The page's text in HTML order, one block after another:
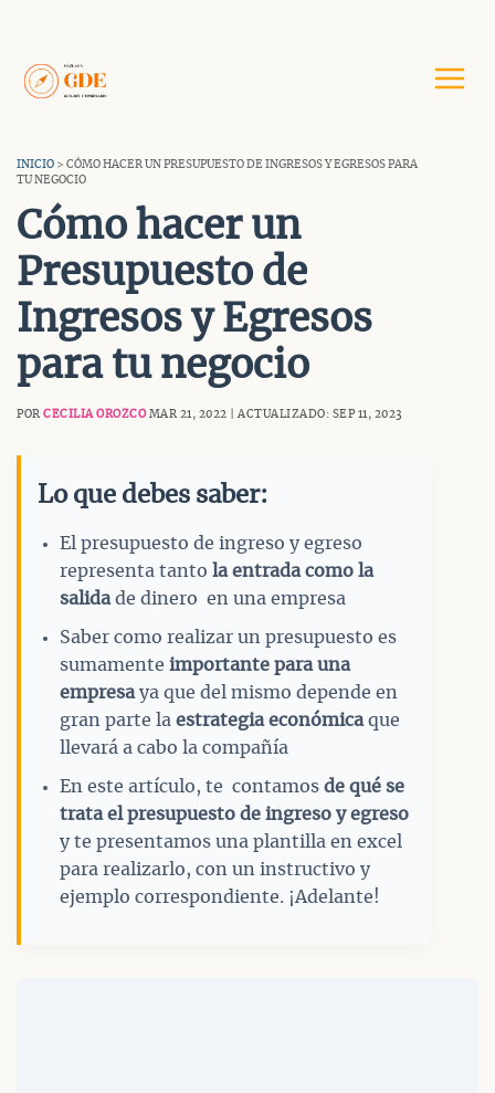
contenido
INICIO > CÓMO HACER UN PRESUPUESTO DE INGRESOS Y EGRESOS PARA
TU NEGOCIO
Cómo hacer un
Presupuesto de
Ingresos y Egresos
para tu negocio
POR CECILIA OROZCOMAR 21, 2022 | ACTUALIZADO: SEP 11, 2023
Lo que debes saber:
El presupuesto de ingreso y egreso
representa tanto la entrada como la
salidade dinero en una empresa
Saber como realizar un presupuesto es
sumamente importante para una
empresaya que del mismo depende en
gran parte la estrategia económicaque
llevará a cabo la compañía
En este artículo, te contamos de qué se
trata el presupuesto de ingreso y egreso
y te presentamos una plantilla en excel
para realizarlo, con un instructivo y
ejemplo correspondiente. ¡Adelante!